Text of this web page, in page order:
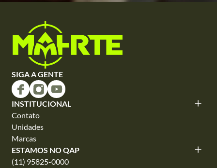
SIGA A GENTE
INSTITUCIONAL
Contato
Unidades
Marcas
ESTAMOS NO QAP
(11) 95825-0000